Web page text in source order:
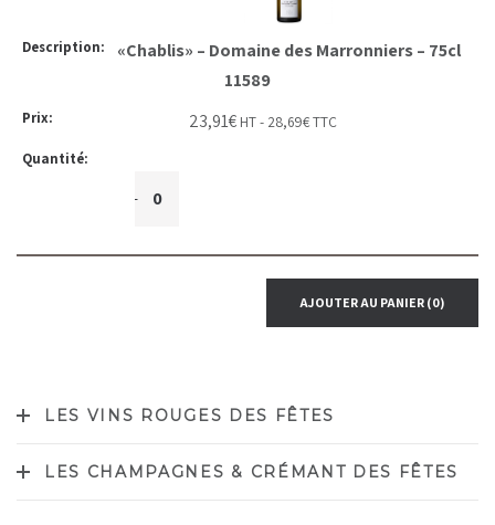
«Chablis» – Domaine des Marronniers – 75cl
11589
23,91€ HT - 28,69€TTC
+
AJOUTER AU PANIER (0)
LES VINS ROUGES DES FÊTES
LES CHAMPAGNES & CRÉMANT DES FÊTES